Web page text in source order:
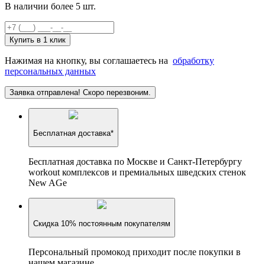
В наличии более 5 шт.
Купить в 1 клик
Нажимая на кнопку, вы соглашаетесь на обработку
персональных данных
Заявка отправлена! Скоро перезвоним.
Бесплатная доставка*
Бесплатная доставка по Москве и Санкт-Петербургу
workout комплексов и премиальных шведских стенок
New AGe
Скидка 10% постоянным покупателям
Персональный промокод приходит после покупки в